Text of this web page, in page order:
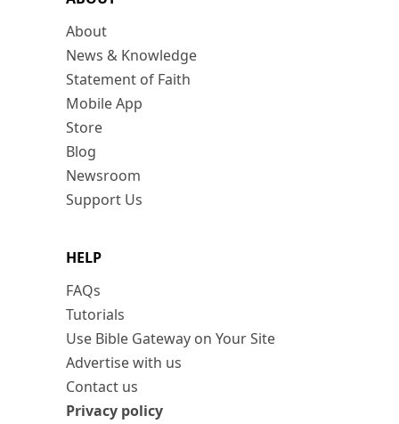
About
News & Knowledge
Statement of Faith
Mobile App
Store
Blog
Newsroom
Support Us
HELP
FAQs
Tutorials
Use Bible Gateway on Your Site
Advertise with us
Contact us
Privacy policy